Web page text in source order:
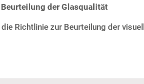
der Glasqualität
Richtlinie zur Beurteilung der